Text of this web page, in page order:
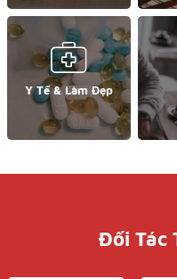
Y Tế & Làm Đẹp
Đối Tác